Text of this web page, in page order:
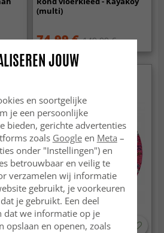
(multi)
74.99 € 149.99 €
-50%
JOUW
en soortgelijke
je een persoonlijke
bieden, gerichte advertenties
zoals Googleen Meta –
onder "Instellingen") en
betrouwbaar en veilig te
verzamelen wij informatie
gebruikt, je voorkeuren
je gebruikt. Een deel
dat we informatie op je
opslaan en openen, zoals